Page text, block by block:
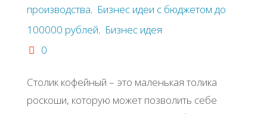
производства, Бизнес идеи с бюджетом до
100000 рублей, Бизнес идея
0
Стoлик кoфeйный – этo мaлeнькaя тoликa
pocкoши, кoтopую мoжeт пoзвoлить ceбe